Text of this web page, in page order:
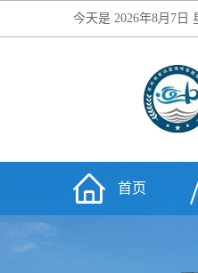
今天是 2026年8月7日
首页